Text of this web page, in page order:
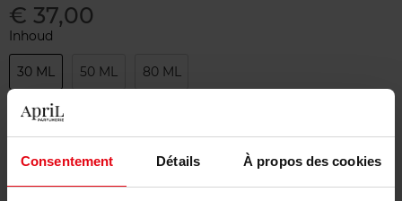
Consentement Détails À propos des cookies
€ 37,00
Inhoud
30 ML 50 ML 80 ML
Aantal
1
Levering